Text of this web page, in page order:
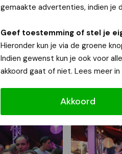
gemaakte advertenties, indien je
Geef toestemming of stel je
Hieronder kun je via de groene
Indien gewenst kun je ook voor
akkoord gaat of niet. Lees meer in
Akkoord